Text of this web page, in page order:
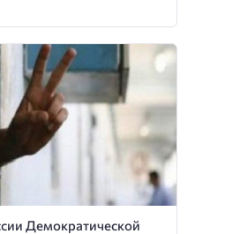
Демократической